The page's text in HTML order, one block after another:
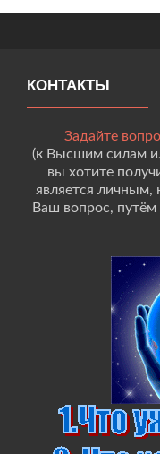
КОНТАКТЫ
Задайте
(к Высшим силам
вы хотите
является личным,
Ваш вопрос,